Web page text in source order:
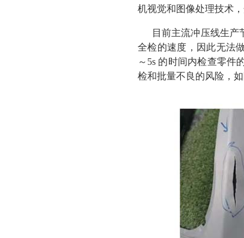
机视觉和图像处理技术
目前主流冲压线生产
全检的速度，因此无法
～5s 的时间内检查零件
检和批量不良的风险，